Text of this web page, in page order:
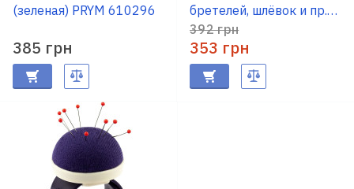
(зеленая) PRYM 610296
385 грн
бретелей, шлёвок и пр.
PRYM 610190
392 грн
353 грн